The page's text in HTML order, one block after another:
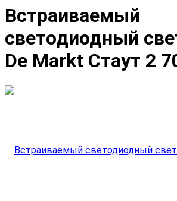
Встраиваемый
светодиодный
De Markt Стаут 2